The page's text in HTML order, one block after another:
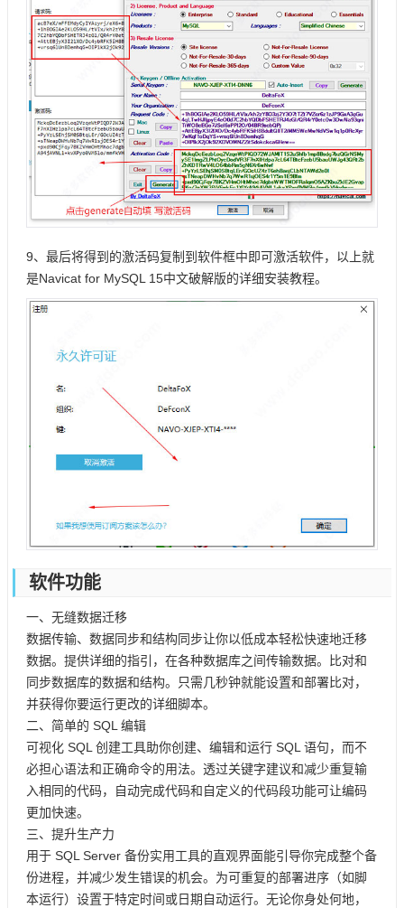
9、最后将得到的激活码复制到软件框中即可激活软件，以上就
是Navicat for MySQL 15中文破解版的详细安装教程。
软件功能
一、无缝数据迁移
数据传输、数据同步和结构同步让你以低成本轻松快速地迁移
数据。提供详细的指引，在各种数据库之间传输数据。比对和
同步数据库的数据和结构。只需几秒钟就能设置和部署比对，
并获得你要运行更改的详细脚本。
二、简单的 SQL 编辑
可视化 SQL 创建工具助你创建、编辑和运行 SQL 语句，而不
必担心语法和正确命令的用法。透过关键字建议和减少重复输
入相同的代码，自动完成代码和自定义的代码段功能可让编码
更加快速。
三、提升生产力
用于 SQL Server 备份实用工具的直观界面能引导你完成整个备
份进程，并减少发生错误的机会。为可重复的部署进序（如脚
本运行）设置于特定时间或日期自动运行。无论你身处何地，